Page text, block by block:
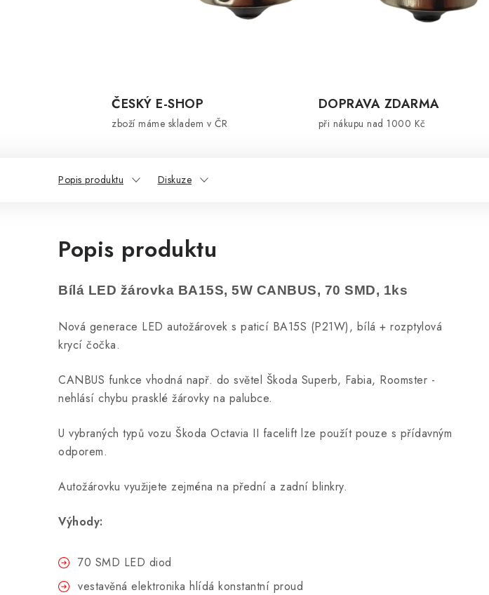
ČESKÝ E-SHOP
zboží máme skladem v ČR
DOPRAVA ZDARMA
při nákupu nad 1000 Kč
Popis produktu Diskuze
Popis produktu
Bílá LED žárovka BA15S, 5W CANBUS, 70 SMD, 1ks
Nová generace LED autožárovek s paticí BA15S (P21W), bílá + rozptylová
krycí čočka.
CANBUS funkce vhodná např. do světel Škoda Superb, Fabia, Roomster -
nehlásí chybu prasklé žárovky na palubce.
U vybraných typů vozu Škoda Octavia II facelift lze použít pouze s přídavným
odporem.
Autožárovku využijete zejména na přední a zadní blinkry.
Výhody:
70 SMD LED diod
vestavěná elektronika hlídá konstantní proud